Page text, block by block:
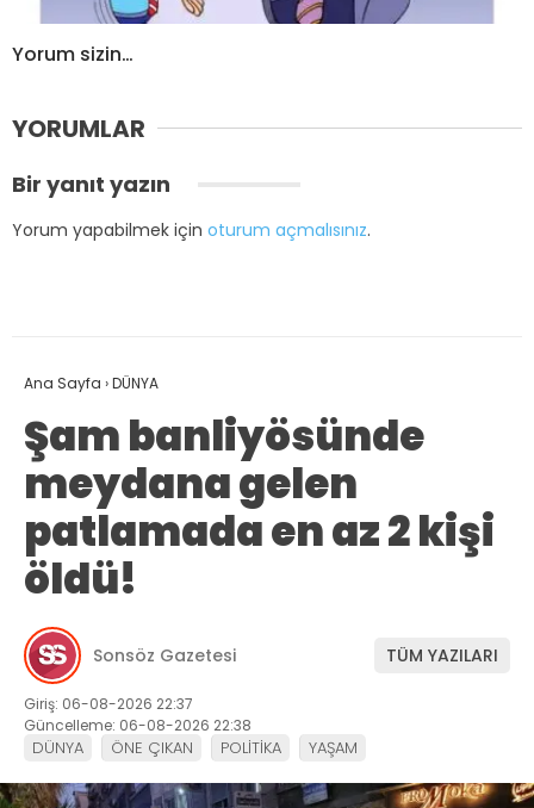
Yorum sizin…
YORUMLAR
Bir yanıt yazın
Yorum yapabilmek için oturum açmalısınız.
Ana Sayfa ›DÜNYA
Şam banliyösünde
meydana gelen
patlamada en az 2 kişi
öldü!
Sonsöz Gazetesi TÜM YAZILARI
Giriş: 06-08-2026 22:37
Güncelleme: 06-08-2026 22:38
DÜNYA ÖNE ÇIKAN POLİTİKA YAŞAM